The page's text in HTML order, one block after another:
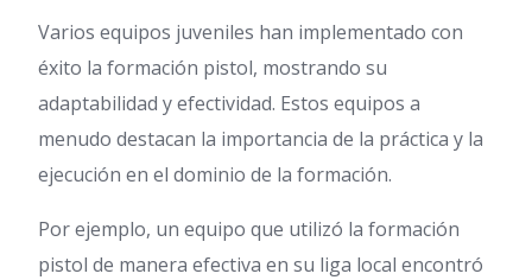
Varios equipos juveniles han implementado con
éxito la formación pistol, mostrando su
adaptabilidad y efectividad. Estos equipos a
menudo destacan la importancia de la práctica y la
ejecución en el dominio de la formación.
Por ejemplo, un equipo que utilizó la formación
pistol de manera efectiva en su liga local encontró